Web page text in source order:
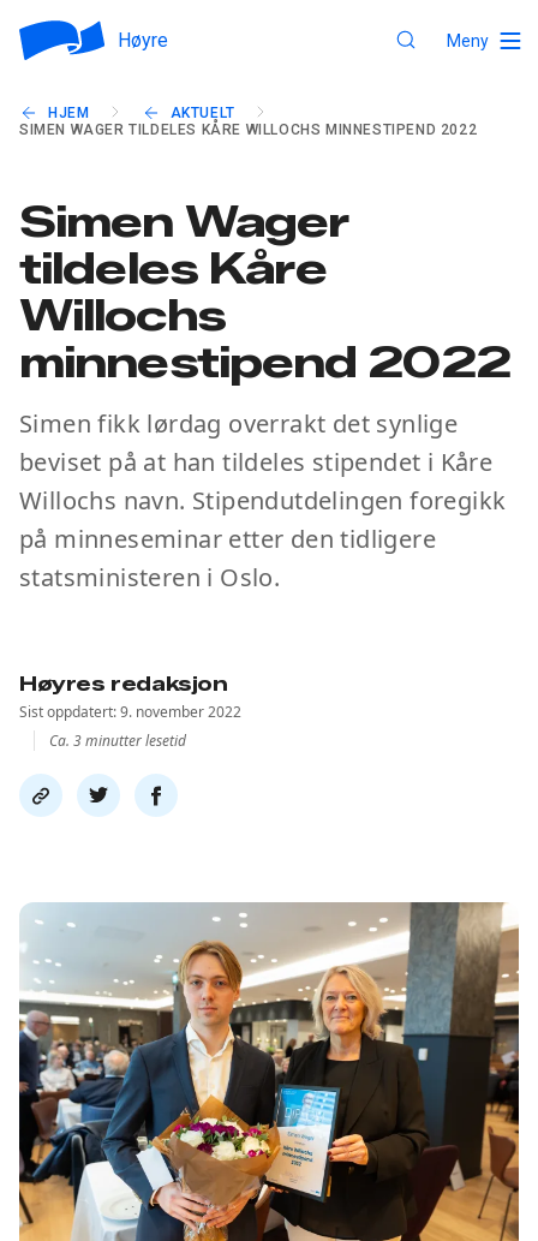
Høyre Meny
HJEM
AKTUELT
SIMEN WAGER TILDELES KÅRE WILLOCHS MINNESTIPEND 2022
Simen Wager
tildeles Kåre
Willochs
minnestipend 2022
Simen fikk lørdag overrakt det synlige
beviset på at han tildeles stipendet i Kåre
Willochs navn. Stipendutdelingen foregikk
på minneseminar etter den tidligere
statsministeren i Oslo.
Høyres redaksjon
Sist oppdatert: 9. november 2022
Ca. 3 minutter lesetid
Del
link
Del
på
Del
på